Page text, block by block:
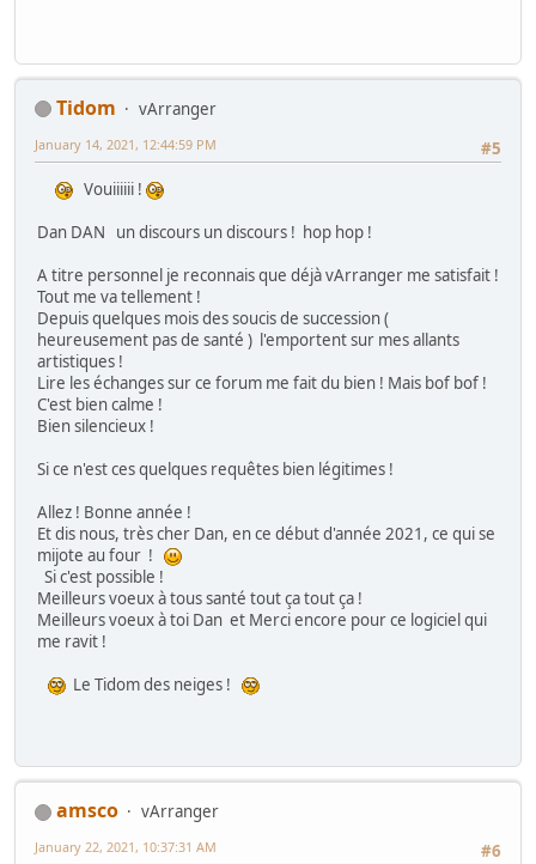
Tidom
vArranger
#5
January 14, 2021, 12:44:59 PM
Vouiiiiii !
Dan DAN un discours un discours ! hop hop !
A titre personnel je reconnais que déjà vArranger me satisfait !
Tout me va tellement !
Depuis quelques mois des soucis de succession (
heureusement pas de santé ) l'emportent sur mes allants
artistiques !
Lire les échanges sur ce forum me fait du bien ! Mais bof bof !
C'est bien calme !
Bien silencieux !
Si ce n'est ces quelques requêtes bien légitimes !
Allez ! Bonne année !
Et dis nous, très cher Dan, en ce début d'année 2021, ce qui se
mijote au four !
Si c'est possible !
Meilleurs voeux à tous santé tout ça tout ça !
Meilleurs voeux à toi Dan et Merci encore pour ce logiciel qui
me ravit !
Le Tidom des neiges !
amsco
vArranger
#6
January 22, 2021, 10:37:31 AM